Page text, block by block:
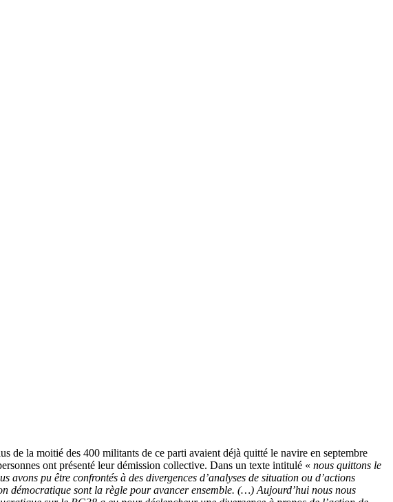
de la moitié des 400 militants de ce parti avaient déjà quitté le navire en septembre
ont présenté leur démission collective. Dans un texte intitulé « nous quittons le
avons pu être confrontés à des divergences d’analyses de situation ou d’actions
démocratique sont la règle pour avancer ensemble. (…) Aujourd’hui nous nous